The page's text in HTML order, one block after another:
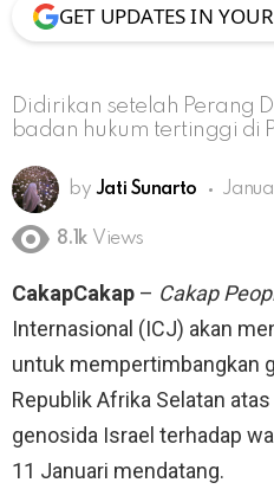
GET UPDATES IN
Didirikan setelah Perang
badan hukum tertinggi di
by Jati Sunarto
8.1k Views
CakapCakap – Cakap
Internasional (ICJ) akan
untuk mempertimbangkan
Republik Afrika Selatan
genosida Israel terhadap
11 Januari mendatang.